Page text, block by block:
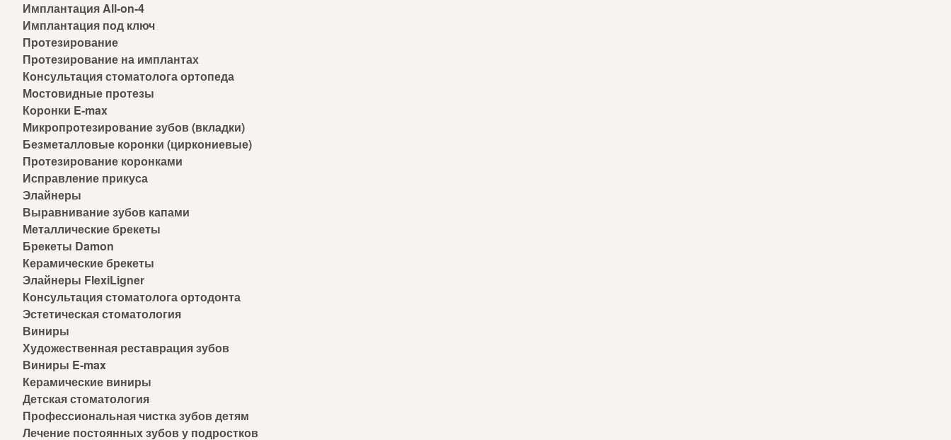
Имплантация All-on-4
Имплантация под ключ
Протезирование
Протезирование на имплантах
Консультация стоматолога ортопеда
Мостовидные протезы
Коронки E-max
Микропротезирование зубов (вкладки)
Безметалловые коронки (циркониевые)
Протезирование коронками
Исправление прикуса
Элайнеры
Выравнивание зубов капами
Металлические брекеты
Брекеты Damon
Керамические брекеты
Элайнеры FlexiLigner
Консультация стоматолога ортодонта
Эстетическая стоматология
Виниры
Художественная реставрация зубов
Виниры E-max
Керамические виниры
Детская стоматология
Профессиональная чистка зубов детям
Лечение постоянных зубов у подростков